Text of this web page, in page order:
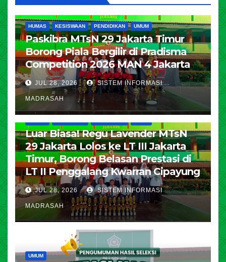
HUMAS KESISWAAN PENDIDIKAN UMUM
Paskibra MTsN 29 Jakarta Timur
Borong Piala Bergilir di Pradisma
Competition 2026 MAN 4 Jakarta
JUL 28, 2026 SISTEM INFORMASI
MADRASAH
Luar Biasa! Regu Lavender MTsN
29 Jakarta Lolos ke LT III Jakarta
Timur, Borong Belasan Prestasi di
LT II Penggalang Kwarran Cipayung
JUL 28, 2026 SISTEM INFORMASI
MADRASAH
UMUM